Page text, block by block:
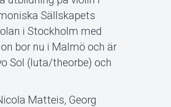
Sällskapets
i Stockholm med
bor nu i Malmö och är
Sol (luta/theorbe) och
Matteis, Georg